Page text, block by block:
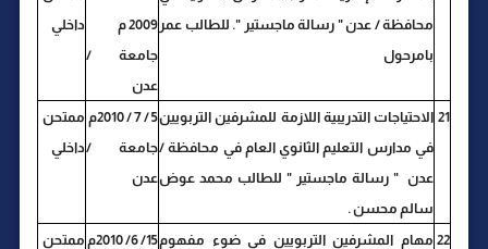
محافظة / عدن " رسالة ماجستير ". للطالب عمر
بامرحول
2009 م
جامعة /
عدن
داخلي
21 الاحتياجات التدريبية اللازمة للمشرفين التربويين
في مدارس التعليم الثانوي العام في محافظة /
عدن " رسالة ماجستير " للطالب محمد عوض
سالم محسن .
5 / 7 / 2010م
جامعة /
عدن
ممتحن
داخلي
22 مهام المشرفين التربويين في ضوء مفهوم15/ 6/ 2010م
ممتحن